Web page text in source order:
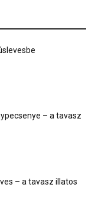
– a tavasz
– a tavasz illatos